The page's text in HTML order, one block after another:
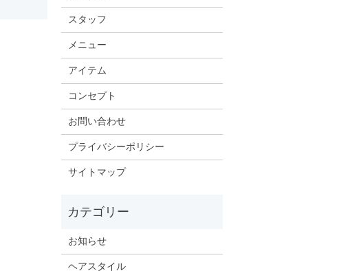
スタッフ
メニュー
アイテム
コンセプト
お問い合わせ
プライバシーポリシー
サイトマップ
お知らせ
ヘアスタイル